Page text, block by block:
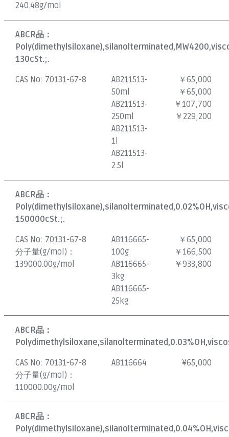
240.48g/mol
ABCR品：
130cSt.;.
CAS No: 70131-67-8
AB211513-
50ml
AB211513-
250ml
AB211513-
1l
AB211513-
2.5l
￥65,000
￥65,000
￥107,700
￥229,200
ABCR品：
150000cSt.;.
CAS No: 70131-67-8
分子量(g/mol)：
139000.00g/mol
AB116665-
100g
AB116665-
3kg
AB116665-
25kg
￥65,000
￥166,500
￥933,800
ABCR品：
CAS No: 70131-67-8
分子量(g/mol)：
110000.00g/mol
AB116664 ¥65,000
ABCR品：